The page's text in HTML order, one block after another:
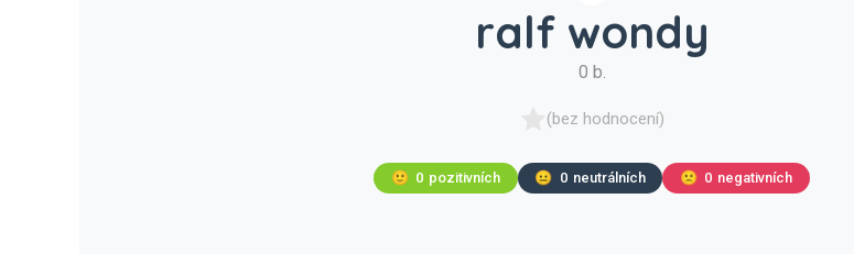
ralf wondy
0 b.
(bez hodnocení)
🙂 0 pozitivních 😐 0 neutrálních 🙁 0 negativních